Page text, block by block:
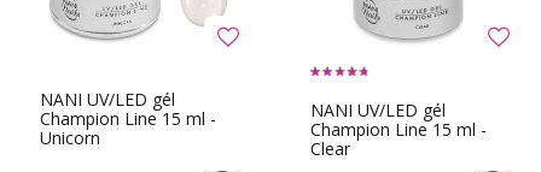
NANI UV/LED gél
Champion Line 15 ml -
Unicorn
NANI UV/LED gél
Champion Line 15 ml -
Clear